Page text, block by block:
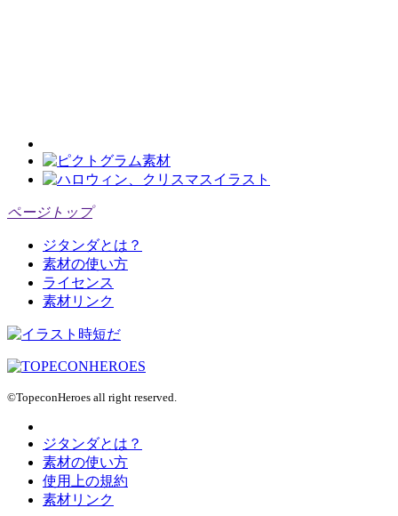
ページトップ
ジタンダとは？
素材の使い方
ライセンス
素材リンク
©TopeconHeroes all right reserved.
ジタンダとは？
素材の使い方
使用上の規約
素材リンク